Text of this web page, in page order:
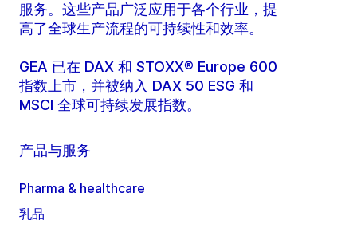
服务。这些产品广泛应用于各个行业，提
高了全球生产流程的可持续性和效率。
GEA 已在 DAX 和 STOXX® Europe 600
指数上市，并被纳入 DAX 50 ESG 和
MSCI 全球可持续发展指数。
产品与服务
Pharma & healthcare
乳品